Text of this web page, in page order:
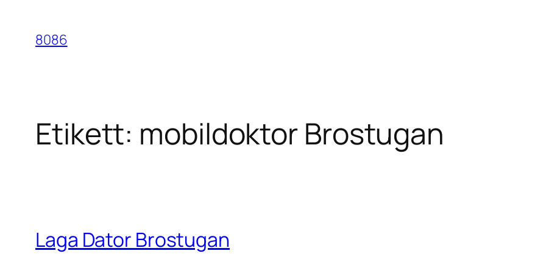
innehåll
8086
Etikett: mobildoktor Brostugan
Laga Dator Brostugan